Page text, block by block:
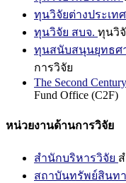
ทุนวิจัยต่างประเทศ
ทุนวิจัย สบจ. ทุนวิ
ทุนสนับสนุนยุทธศ
การวิจัย
The Second
Fund Office (C2F)
หน่วยงานด้านการวิจัย
สำนักบริหารวิจัย
สถาบันทรัพย์สินท